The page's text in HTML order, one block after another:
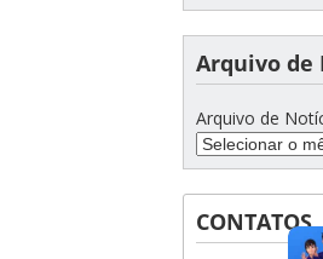
Arquivo de
Arquivo de
CONTATOS